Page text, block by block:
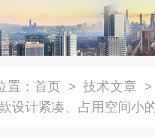
置： 首页 > 技术文章
设计紧凑、占用空间小